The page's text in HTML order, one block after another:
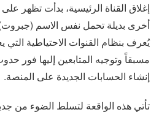
إغلاق القناة الرئيسية، بدأت تظهر
أخرى بديلة تحمل نفس الاسم
يُعرف بنظام القنوات الاحتياطية التي
مسبقاً وتوجيه المتابعين إليها فور
إنشاء الحسابات الجديدة على المنصة.
تأتي هذه الواقعة لتسلط الضوء من